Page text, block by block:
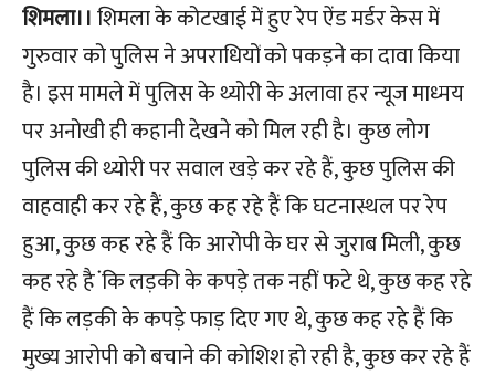
शिमला।।शिमला के कोटखाई में हुए रेप ऐंड मर्डर केस में
गुरुवार को पुलिस ने अपराधियों को पकड़ने का दावा किया
है। इस मामले में पुलिस के थ्योरी के अलावा हर न्यूज माध्मय
पर अनोखी ही कहानी देखने को मिल रही है। कुछ लोग
पुलिस की थ्योरी पर सवाल खड़े कर रहे हैं, कुछ पुलिस की
वाहवाही कर रहे हैं, कुछ कह रहे हैं कि घटनास्थल पर रेप
हुआ, कुछ कह रहे हैं कि आरोपी के घर से जुराब मिली, कुछ
कह रहे है ंकि लड़की के कपड़े तक नहीं फटे थे, कुछ कह रहे
हैं कि लड़की के कपड़े फाड़ दिए गए थे, कुछ कह रहे हैं कि
मुख्य आरोपी को बचाने की कोशिश हो रही है, कुछ कर रहे हैं